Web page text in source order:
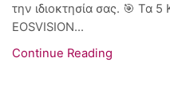
την ιδιοκτησία σας. 🎯 Τα
EOSVISION...
Continue Reading